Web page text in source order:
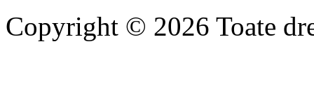
Copyright © 2026 Toate